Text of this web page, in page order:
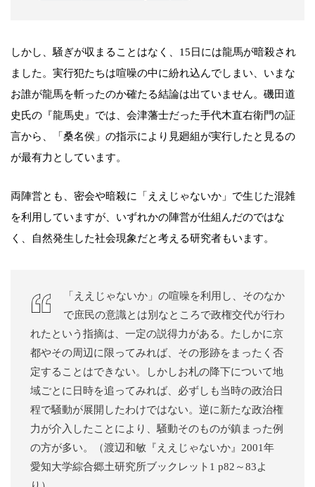
しかし、騒ぎが収まることはなく、15日には龍馬が暗殺され
ました。実行犯たちは喧噪の中に紛れ込んでしまい、いまな
お誰が龍馬を斬ったのか確たる結論は出ていません。磯田道
史氏の『龍馬史』では、会津藩士だった手代木直右衛門の証
言から、「桑名侯」の指示により見廻組が実行したと見るの
が最有力としています。
両陣営とも、密会や暗殺に「ええじゃないか」で生じた混雑
を利用していますが、いずれかの陣営が仕組んだのではな
く、自然発生した社会現象だと考える研究者もいます。
「ええじゃないか」の喧噪を利用し、そのなか
で庶民の意識とは別なところで政権交代が行わ
れたという指摘は、一定の説得力がある。たしかに京
都やその周辺に限ってみれば、その形跡をまったく否
定することはできない。しかしお札の降下について地
域ごとに日時を追ってみれば、必ずしも当時の政治日
程で騒動が展開したわけではない。逆に新たな政治権
力が介入したことにより、騒動そのものが鎮まった例
の方が多い。（渡辺和敏『ええじゃないか』2001年
愛知大学綜合郷土研究所ブックレット1 p82～83よ